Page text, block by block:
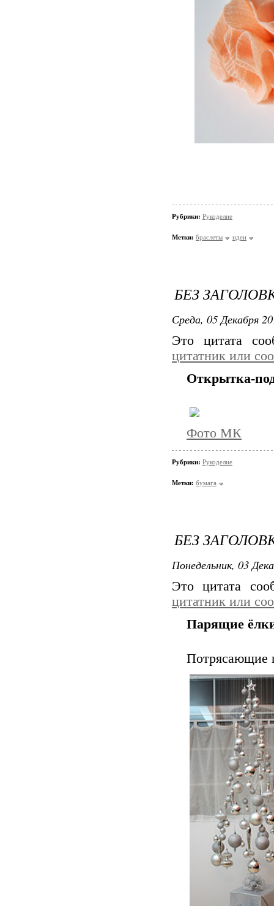
Рубрики: Рукоделие
Метки: браслеты идеи
БЕЗ
Среда, 05 Декабря
Это цитата
цитатник или
Открытка-
Фото МК
Рубрики: Рукоделие
Метки: бумага
БЕЗ
Понедельник, 03
Это цитата
цитатник или
Парящие
Потрясающие